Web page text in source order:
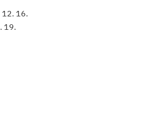
12. 16.
19.